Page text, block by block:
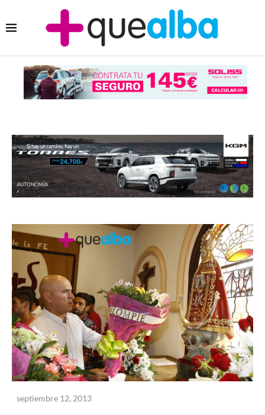
septiembre 12, 2013